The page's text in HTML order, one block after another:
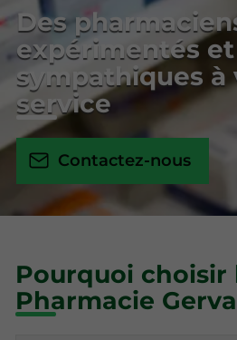
Des
expérimentés et
sympathiques à
service
Contactez-nous
Pourquoi choisir
Pharmacie